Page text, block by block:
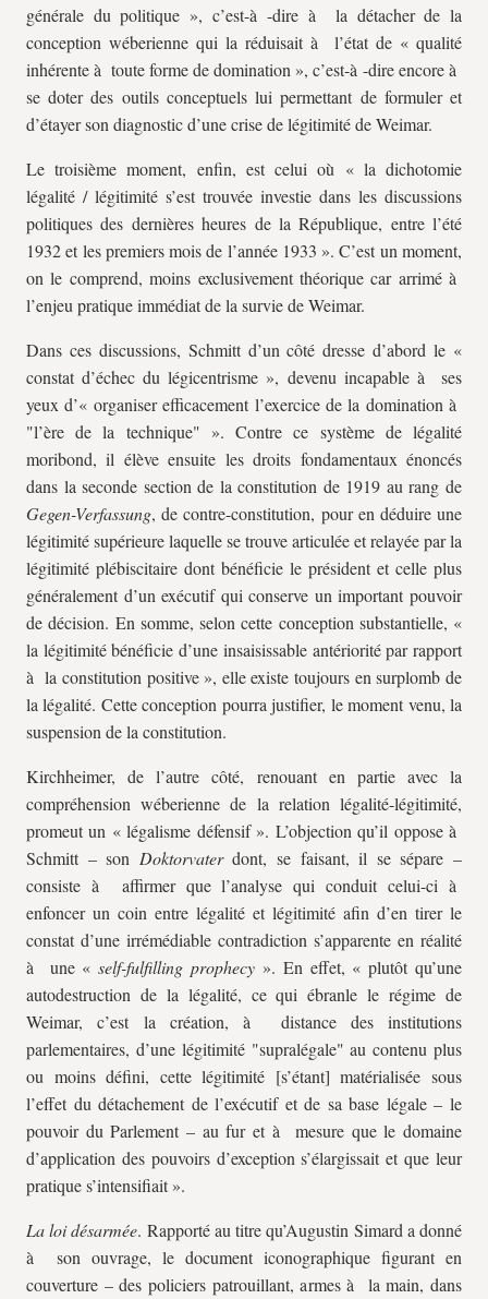
générale du politique », c’est-à -dire à la détacher de la
conception wéberienne qui la réduisait à l’état de « qualité
inhérente à toute forme de domination », c’est-à -dire encore à
se doter des outils conceptuels lui permettant de formuler et
d’étayer son diagnostic d’une crise de légitimité de Weimar.
Le troisième moment, enfin, est celui où « la dichotomie
légalité / légitimité s’est trouvée investie dans les discussions
politiques des dernières heures de la République, entre l’été
1932 et les premiers mois de l’année 1933 ». C’est un moment,
on le comprend, moins exclusivement théorique car arrimé à
l’enjeu pratique immédiat de la survie de Weimar.
Dans ces discussions, Schmitt d’un côté dresse d’abord le «
constat d’échec du légicentrisme », devenu incapable à ses
yeux d’« organiser efficacement l’exercice de la domination à
"l’ère de la technique" ». Contre ce système de légalité
moribond, il élève ensuite les droits fondamentaux énoncés
dans la seconde section de la constitution de 1919 au rang de
Gegen-Verfassung, de contre-constitution, pour en déduire une
légitimité supérieure laquelle se trouve articulée et relayée par la
légitimité plébiscitaire dont bénéficie le président et celle plus
généralement d’un exécutif qui conserve un important pouvoir
de décision. En somme, selon cette conception substantielle, «
la légitimité bénéficie d’une insaisissable antériorité par rapport
à la constitution positive », elle existe toujours en surplomb de
la légalité. Cette conception pourra justifier, le moment venu, la
suspension de la constitution.
Kirchheimer, de l’autre côté, renouant en partie avec la
compréhension wéberienne de la relation légalité-légitimité,
promeut un « légalisme défensif ». L’objection qu’il oppose à
Schmitt – son Doktorvaterdont, se faisant, il se sépare –
consiste à affirmer que l’analyse qui conduit celui-ci à
enfoncer un coin entre légalité et légitimité afin d’en tirer le
constat d’une irrémédiable contradiction s’apparente en réalité
à une «self-fulfilling prophecy ». En effet, « plutôt qu’une
autodestruction de la légalité, ce qui ébranle le régime de
Weimar, c’est la création, à distance des institutions
parlementaires, d’une légitimité "supralégale" au contenu plus
ou moins défini, cette légitimité [s’étant] matérialisée sous
l’effet du détachement de l’exécutif et de sa base légale – le
pouvoir du Parlement – au fur et à mesure que le domaine
d’application des pouvoirs d’exception s’élargissait et que leur
pratique s’intensifiait ».
La loi désarmée. Rapporté au titre qu’Augustin Simard a donné
à son ouvrage, le document iconographique figurant en
couverture – des policiers patrouillant, armes à la main, dans